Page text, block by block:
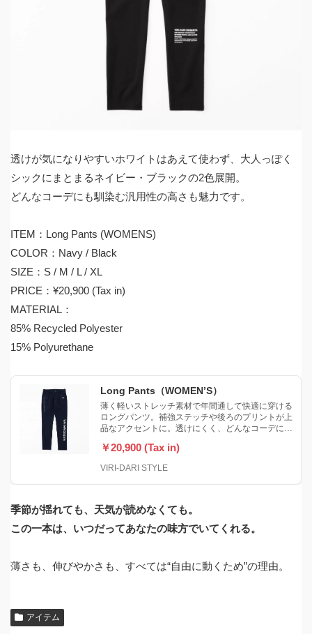
透けが気になりやすいホワイトはあえて使わず、大人っぽく
シックにまとまるネイビー・ブラックの2色展開。
どんなコーデにも馴染む汎用性の高さも魅力です。
ITEM：Long Pants (WOMENS)
COLOR：Navy / Black
SIZE：S / M / L / XL
PRICE：¥20,900 (Tax in)
MATERIAL：
85% Recycled Polyester
15% Polyurethane
Long Pants（WOMEN’S）
薄く軽いストレッチ素材で年間通して快適に穿ける
ロングパンツ。補強ステッチや後ろのプリントが上
品なアクセントに。透けにくく、どんなコーデにも
￥20,900 (Tax in)
VIRI-DARI STYLE
季節が揺れても、天気が読めなくても。
この一本は、いつだってあなたの味方でいてくれる。
薄さも、伸びやかさも、すべては“自由に動くため”の理由。
アイテム